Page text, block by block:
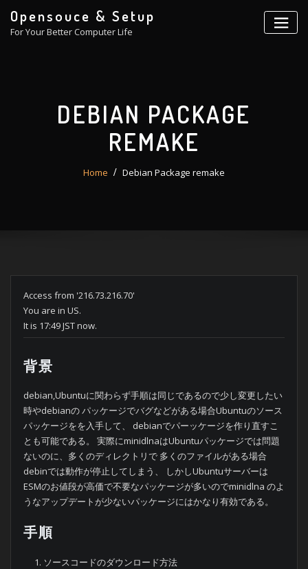
content
Opensouce & Setup
For Your Better Computer Life
DEBIAN PACKAGE
REMAKE
Home Debian Package remake
Access from '216.73.216.70'
You are in US.
It is 17:49 JST now.
背景
debian,Ubuntuに関わらず手順は同じであるので少し変更したい
時やdebianの パッケージでバグなどがある場合Ubuntuのソース
パッケージをを入手して、 debianでパーッケージを作り直すこ
とも可能である。 実際にminidlnaはUbuntuパッケージでは問題
ないのに、多くのディレクトリで 多くのファイルがある場合
debinでは動作が停止してしまう、 しかしUbuntuサーバーは
ESMのお値段が高価で不要なパッケージが多いのでminidlna のよ
うなアップデートが少ないパッケージにはかなり有効である。
手順
ソースコードのダウンロード方法